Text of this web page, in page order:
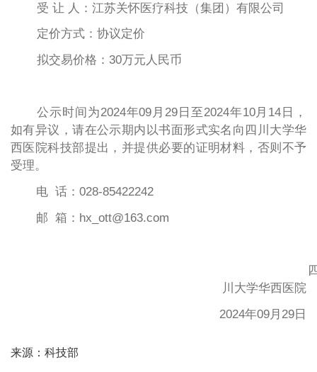
受 让 人： 江苏关怀医疗科技（集团）有限公司
定价方式：协议定价
拟交易价格：30万元人民币
公示时间为2024年09月29 日至 2024年10月14日，
如有异议，请在公示期内以书面形式实名向四川大学华
西医院科技部提出，并提供必要的证明材料，否则不予
受理。
电 话： 028-85422242
邮 箱： hx_ott@163.com
川大学华西医院
2024年09月29日
来源：科技部